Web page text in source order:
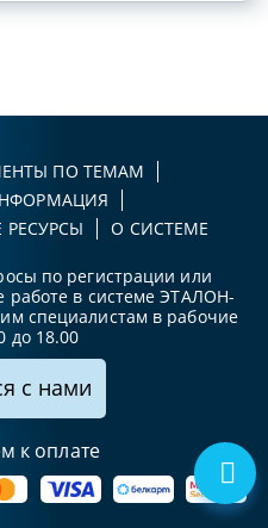
ПО ТЕМАМ
О СИСТЕМЕ
по регистрации или
работе в системе ЭТАЛОН-
специалистам в рабочие
до 18.00
с нами
к оплате